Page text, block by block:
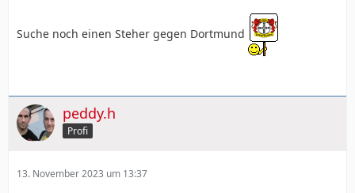
Suche noch einen Steher gegen Dortmund
peddy.h
Profi
13. November 2023 um 13:37